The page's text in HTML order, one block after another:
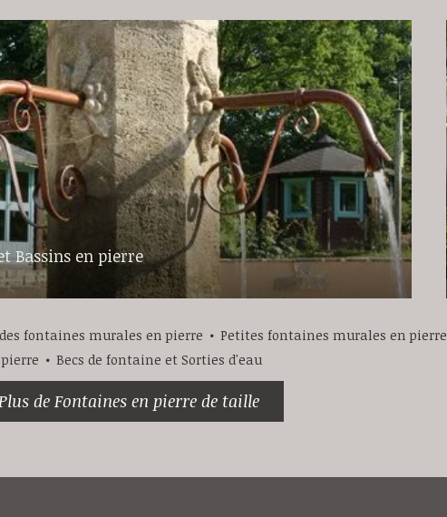
Bassins en pierre
fontaines murales en pierre
Petites fontaines murales en pierre
Becs de fontaine et Sorties d'eau
de Fontaines en pierre de taille